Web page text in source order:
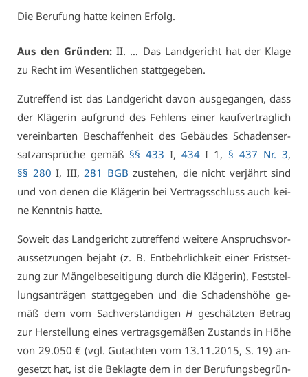
Die Be­ru­fung hat­te kei­nen Er­folg.
Aus den Grün­den: II. … Das Land­ge­richt hat der Kla­ge
zu Recht im We­sent­li­chen statt­ge­ge­ben.
Zu­tref­fend ist das Land­ge­richt da­von aus­ge­gan­gen, dass
der Klä­ge­rin auf­grund des Feh­lens ei­ner kauf­ver­trag­lich
ver­ein­bar­ten Be­schaf­fen­heit des Ge­bäu­des Scha­dens­er­
satz­an­sprü­che ge­mäß §§ 433 I, 434I 1, § 437 Nr. 3,
§§ 280 I, III, 281 BGB zu­ste­hen, die nicht ver­jährt sind
und von de­nen die Klä­ge­rin bei Ver­trags­schluss auch kei­
ne Kennt­nis hat­te.
So­weit das Land­ge­richt zu­tref­fend wei­te­re An­spruchs­vor­
aus­set­zun­gen be­jaht (z. B. Ent­behr­lich­keit ei­ner Frist­set­
zung zur Män­gel­be­sei­ti­gung durch die Klä­ge­rin), Fest­stel­
lungs­an­trä­gen statt­ge­ge­ben und die Scha­dens­hö­he ge­
mäß dem vom Sach­ver­stän­di­gen Hge­schätz­ten Be­trag
zur Her­stel­lung ei­nes ver­trags­ge­mä­ßen Zu­stands in Hö­he
von 29.050 € (vgl. Gut­ach­ten vom 13.11.2015, S. 19) an­
ge­setzt hat, ist die Be­klag­te dem in der Be­ru­fungs­be­grün­